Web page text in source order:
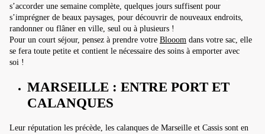
s’accorder une semaine complète, quelques jours suffisent pour
s’imprégner de beaux paysages, pour découvrir de nouveaux endroits,
randonner ou flâner en ville, seul ou à plusieurs !
Pour un court séjour, pensez à prendre votre Blooom dans votre sac, elle
se fera toute petite et contient le nécessaire des soins à emporter avec
soi !
MARSEILLE : ENTRE PORT ET
CALANQUES
Leur réputation les précède, les calanques de Marseille et Cassis sont en